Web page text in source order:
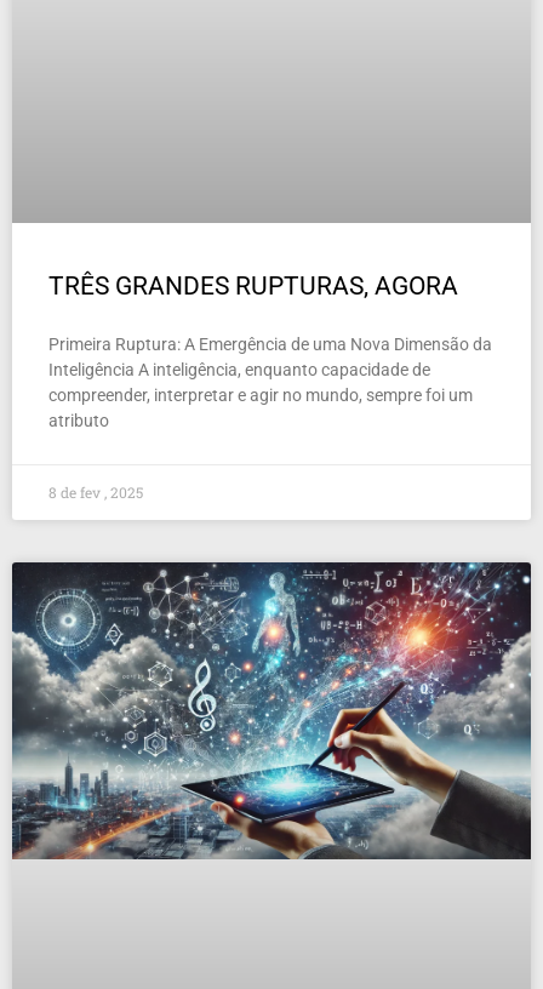
TRÊS GRANDES RUPTURAS, AGORA
Primeira Ruptura: A Emergência de uma Nova Dimensão da
Inteligência A inteligência, enquanto capacidade de
compreender, interpretar e agir no mundo, sempre foi um
atributo
8 de fev , 2025